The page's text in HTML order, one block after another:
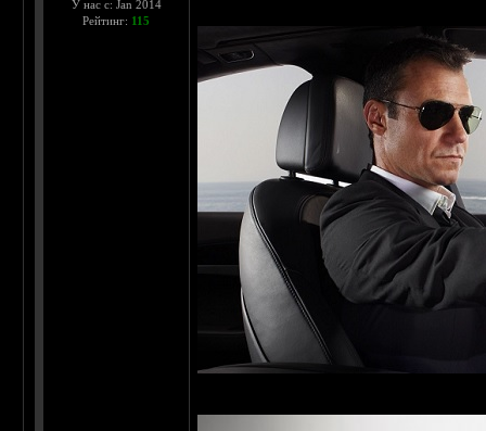
У нас с: Jan 2014
Рейтинг: 115